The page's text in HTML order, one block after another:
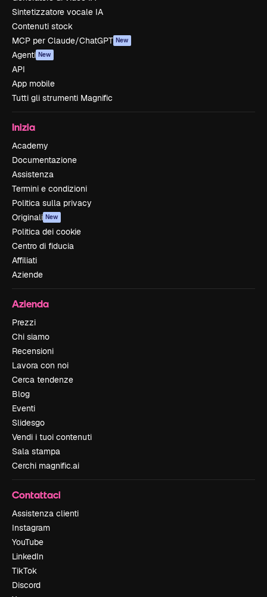
Sintetizzatore vocale IA
Contenuti stock
MCP per Claude/ChatGPT New
Agenti New
API
App mobile
Tutti gli strumenti Magnific
Inizia
Academy
Documentazione
Assistenza
Termini e condizioni
Politica sulla privacy
Originali New
Politica dei cookie
Centro di fiducia
Affiliati
Aziende
Azienda
Prezzi
Chi siamo
Recensioni
Lavora con noi
Cerca tendenze
Blog
Eventi
Slidesgo
Vendi i tuoi contenuti
Sala stampa
Cerchi magnific.ai
Contattaci
Assistenza clienti
Instagram
YouTube
LinkedIn
TikTok
Discord